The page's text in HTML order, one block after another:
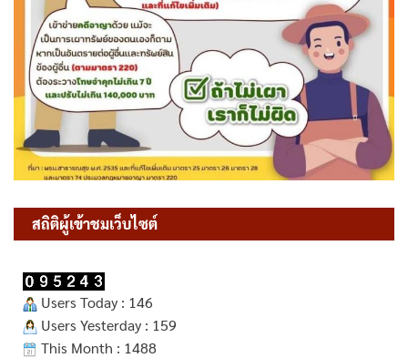
สถิติผู้เข้าชมเว็บไซต์
Users Today : 146
Users Yesterday : 159
This Month : 1488